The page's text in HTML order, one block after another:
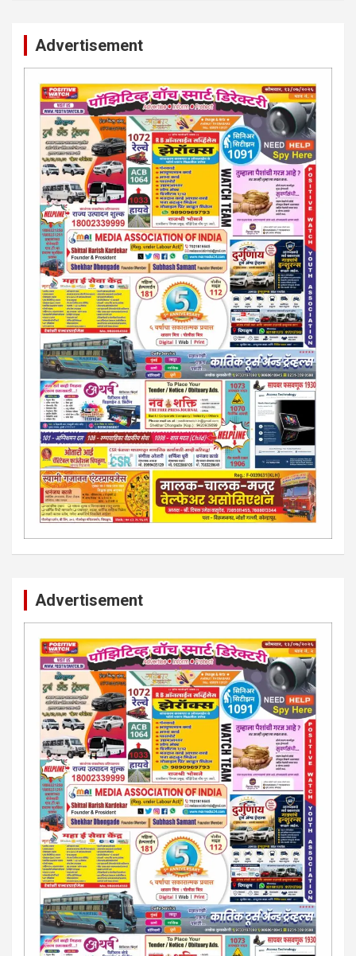
कायदेशीर सल्ला या मार्गदर्शन पाहिजे. संपर्क साधा-
परिस्थितीनुसार तुम्ही जर आर्थिक, शैक्षणिक, सामाजिक समस्या, गुन्हेगारी,
शारीरीक त्रास, फसवणूक सारख्या प्रकरणात अडकला असाल, काेर्टाची
पायरी चढला असाल तर चिंता नकाे.. आम्ही मदत करू. मार्गदर्शन करू,
कायदेशीर सल्ला देऊ. - आजच संपर्क साधा- भारत साेनुले-8888207374
या AD सतिश कुंभार -9860944728
मराठी.. इंग्रजी पेपरला जाहिरात द्यायची संपर्क साधा..
मराठी इंग्रजी दैनिकासाठी जिल्हा, राज्य आवृत्तीसाठी जाहिराती स्विकारल्या
जातील. नवशक्ती, फ्री प्रेस जर्नल साठी तुम्हीही तुमच्या नाेटीस द्या. बँक,
13/213/4 सेल्स , डिमांड नाेटीस इतरांच्यापेक्षा वाजवी दरात आम्ही आपली
जाहिरात पब्लिश करू. माेबा. 9420939699
Advertisement
Advertisement